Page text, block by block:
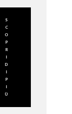
S
C
O
P
R
I
D
I
P
I
Ù